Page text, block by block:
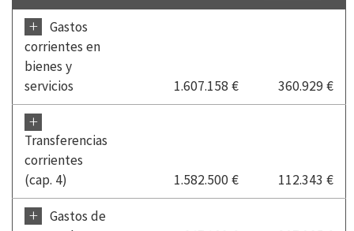
+
Gastos
corrientes en
bienes y
servicios
1.607.158 € 360.929 €
+
Transferencias
corrientes
(cap. 4)
1.582.500 € 112.343 €
+
Gastos de